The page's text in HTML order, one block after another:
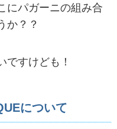
にパガーニの組み合
か？？
ですけども！
について